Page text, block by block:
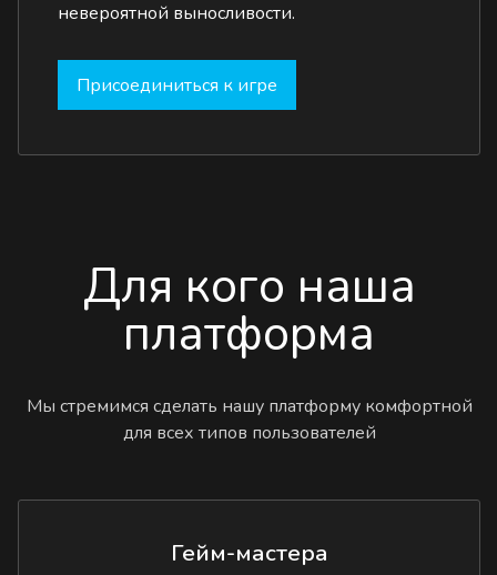
невероятной выносливости.
Присоединиться к игре
Для кого наша
платформа
Мы стремимся сделать нашу платформу комфортной
для всех типов пользователей
Гейм-мастера